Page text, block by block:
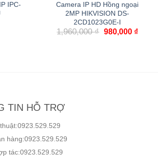
IPC-
Camera IP HD Hồng ngoại
2MP HIKVISION DS-
2CD1023G0E-I
1,960,000₫ 980,000 ₫
TIN HỖ TRỢ
hàng:0923.529.529
tác:0923.529.529